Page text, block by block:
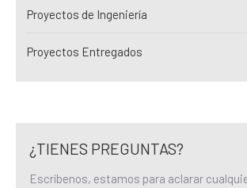
Proyectos de Ingeniería
Proyectos Entregados
¿TIENES PREGUNTAS?
Escríbenos, estamos para aclarar